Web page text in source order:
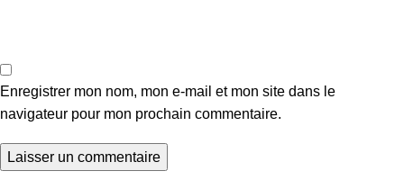
Enregistrer mon nom, mon e-mail et mon site dans le
navigateur pour mon prochain commentaire.